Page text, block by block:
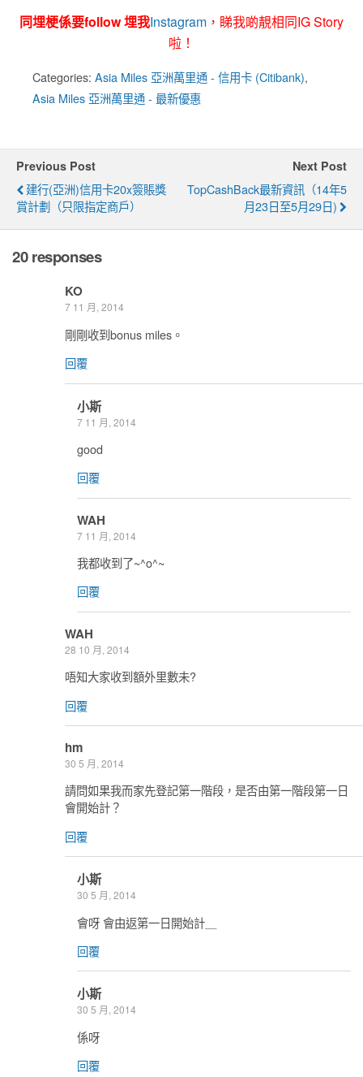
同埋梗係要follow 埋我Instagram ，睇我啲靚相同IG Story
啦！
Categories: Asia Miles 亞洲萬里通 - 信用卡 (Citibank),
Asia Miles 亞洲萬里通 - 最新優惠
Previous Post
建行(亞洲)信用卡20x簽賬獎
賞計劃（只限指定商戶）
Next Post
TopCashBack最新資訊（14年5
月23日至5月29日)
20 responses
KO
7 11 月, 2014
剛剛收到bonus miles。
回覆
小斯
7 11 月, 2014
good
回覆
WAH
7 11 月, 2014
我都收到了~^o^~
回覆
WAH
28 10 月, 2014
唔知大家收到額外里數未?
回覆
hm
30 5 月, 2014
請問如果我而家先登記第一階段，是否由第一階段第一日
會開始計？
回覆
小斯
30 5 月, 2014
會呀 會由返第一日開始計＿
回覆
小斯
30 5 月, 2014
係呀
回覆